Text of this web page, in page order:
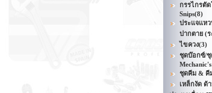
กรรไกรตัด
Snips(8)
ประแจแห
ปากตาย (ร
ไขควง(3)
ชุดบ๊อกซ์/ชุ
ชุดคีม & คี
เหล็กงัด ด้